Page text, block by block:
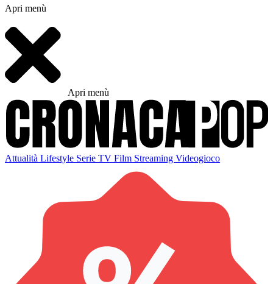
Apri menù
Apri menù
Attualità Lifestyle Serie TV Film Streaming Videogioco